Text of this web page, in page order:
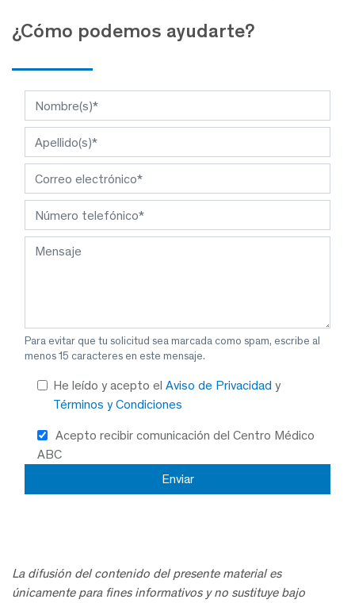
¿Cómo podemos ayudarte?
Para evitar que tu solicitud sea marcada como spam, escribe al
menos 15 caracteres en este mensaje.
He leído y acepto el Aviso de Privacidad y
Términos y Condiciones
Acepto recibir comunicación del Centro Médico
ABC
La difusión del contenido del presente material es
únicamente para fines informativos y no sustituye bajo